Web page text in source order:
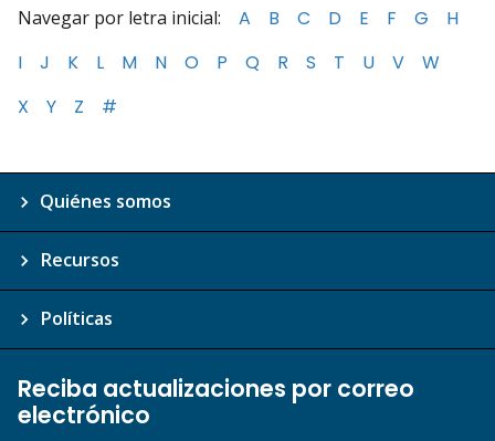
Navegar por letra inicial: A B C D E F G
H
I
J K L M N O P Q R S T U V
W
X
Y Z #
Quiénes somos
Recursos
Políticas
Reciba actualizaciones por correo
electrónico